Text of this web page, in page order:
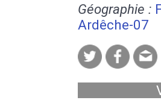
Géographie :
Ardêche-07